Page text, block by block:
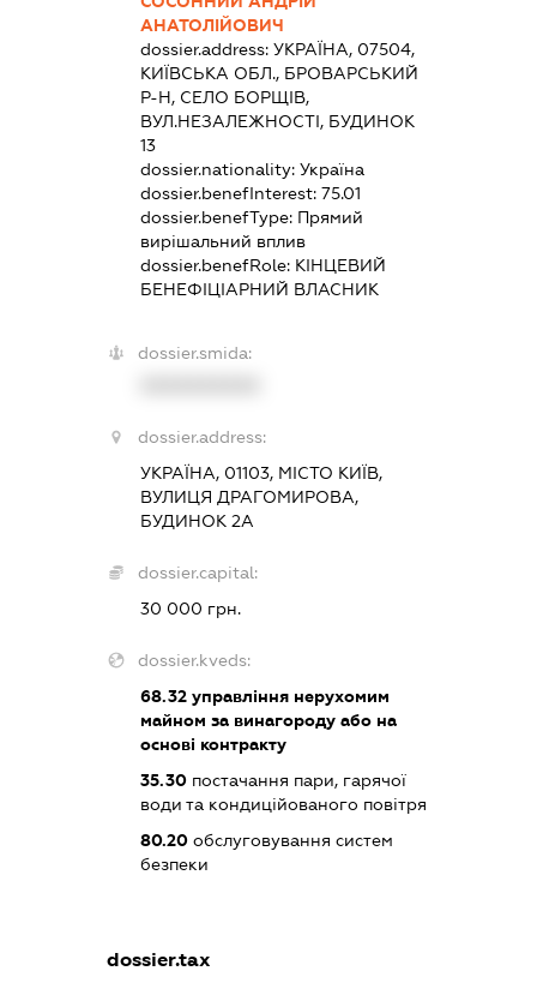
АНАТОЛІЙОВИЧ
dossier.address:УКРАЇНА, 07504,
КИЇВСЬКА ОБЛ., БРОВАРСЬКИЙ
Р-Н, СЕЛО БОРЩІВ,
ВУЛ.НЕЗАЛЕЖНОСТІ, БУДИНОК
13
dossier.nationality:Україна
dossier.benefInterest:75.01
dossier.benefType: Прямий
вирішальний вплив
dossier.benefRole: КІНЦЕВИЙ
БЕНЕФІЦІАРНИЙ ВЛАСНИК
dossier.smida:
dossier.address:
УКРАЇНА, 01103, МІСТО КИЇВ,
ВУЛИЦЯ ДРАГОМИРОВА,
БУДИНОК 2А
dossier.capital:
30 000 грн.
dossier.kveds:
68.32 управління нерухомим
майном за винагороду або на
основі контракту
35.30 постачання пари, гарячої
води та кондиційованого повітря
80.20 обслуговування систем
безпеки
dossier.tax